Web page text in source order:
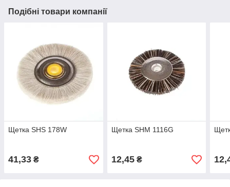
Подібні товари компанії
Щетка SHS 178W
41,33 ₴
Щетка SHM 1116G
12,45₴